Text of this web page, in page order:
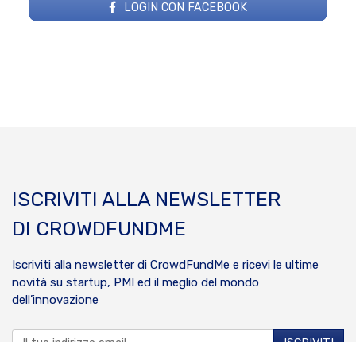
LOGIN CON FACEBOOK
ISCRIVITI ALLA NEWSLETTER
DI CROWDFUNDME
Iscriviti alla newsletter di CrowdFundMe e ricevi le ultime
novità su startup, PMI ed il meglio del mondo
dell’innovazione